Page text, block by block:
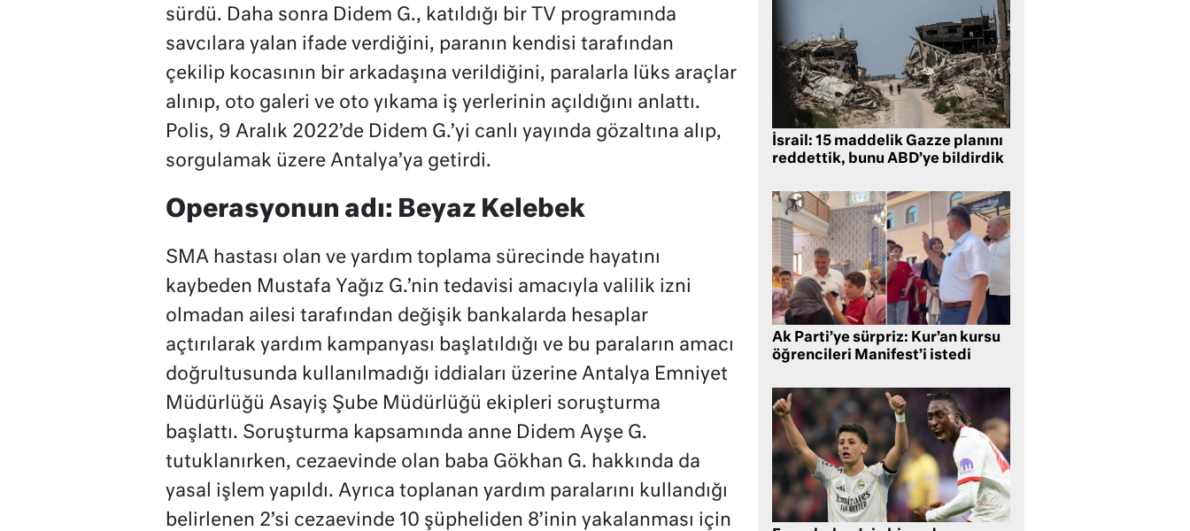
sürdü. Daha sonra Didem G., katıldığı bir TV programında
savcılara yalan ifade verdiğini, paranın kendisi tarafından
çekilip kocasının bir arkadaşına verildiğini, paralarla lüks araçlar
alınıp, oto galeri ve oto yıkama iş yerlerinin açıldığını anlattı.
Polis, 9 Aralık 2022’de Didem G.’yi canlı yayında gözaltına alıp,
sorgulamak üzere Antalya’ya getirdi.
Operasyonun adı: Beyaz Kelebek
SMA hastası olan ve yardım toplama sürecinde hayatını
kaybeden Mustafa Yağız G.’nin tedavisi amacıyla valilik izni
olmadan ailesi tarafından değişik bankalarda hesaplar
açtırılarak yardım kampanyası başlatıldığı ve bu paraların amacı
doğrultusunda kullanılmadığı iddiaları üzerine Antalya Emniyet
Müdürlüğü Asayiş Şube Müdürlüğü ekipleri soruşturma
başlattı. Soruşturma kapsamında anne Didem Ayşe G.
tutuklanırken, cezaevinde olan baba Gökhan G. hakkında da
yasal işlem yapıldı. Ayrıca toplanan yardım paralarını kullandığı
belirlenen 2’si cezaevinde 10 şüpheliden 8’inin yakalanması için
İsrail: 15 maddelik Gazze planını
reddettik, bunu ABD’ye bildirdik
Ak Parti’ye sürpriz: Kur’an kursu
öğrencileri Manifest’i istedi